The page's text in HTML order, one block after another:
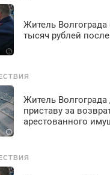
Житель Волгограда
тысяч рублей
Житель Волгограда
приставу за
арестованного